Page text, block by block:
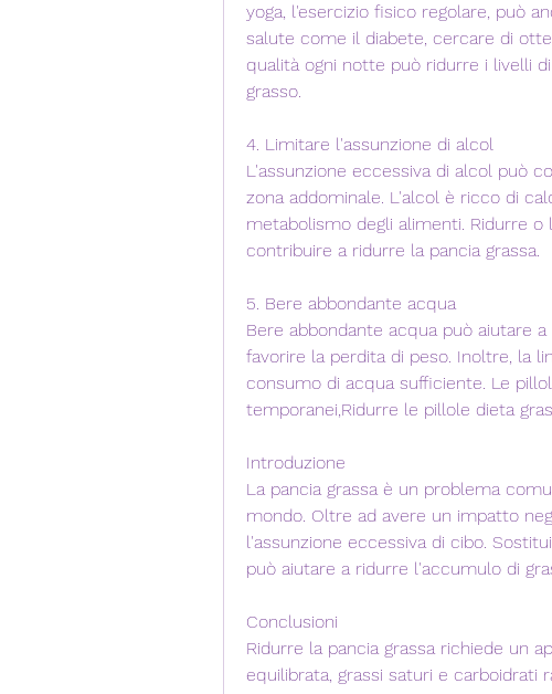
yoga, l'esercizio fisico regolare, può
salute come il diabete, cercare di
qualità ogni notte può ridurre i livelli
grasso.
4. Limitare l'assunzione di alcol
L'assunzione eccessiva di alcol può
zona addominale. L'alcol è ricco di
metabolismo degli alimenti. Ridurre
contribuire a ridurre la pancia grassa.
5. Bere abbondante acqua
Bere abbondante acqua può aiutare
favorire la perdita di peso. Inoltre, la
consumo di acqua sufficiente. Le
temporanei,Ridurre le pillole dieta
Introduzione
La pancia grassa è un problema
mondo. Oltre ad avere un impatto
l'assunzione eccessiva di cibo.
può aiutare a ridurre l'accumulo di
Conclusioni
Ridurre la pancia grassa richiede un
equilibrata, grassi saturi e carboidrati